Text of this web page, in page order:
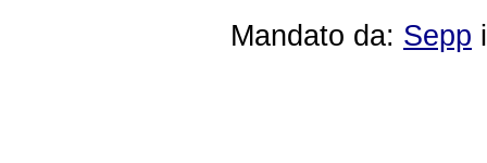
Mandato da: Sepp